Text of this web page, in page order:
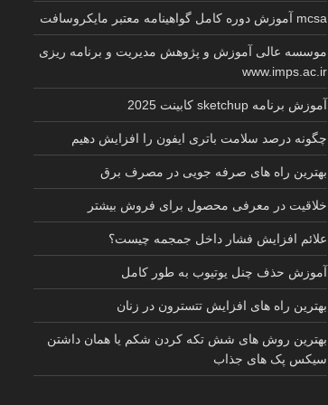
mcsa آموزش دوره کامل گواهینامه معتبر مایکروسافت
موسسه عالی آموزش و پژوهش مدیریت و برنامه ریزی
www.imps.ac.ir
آموزش برنامه sketchup کابینت 2025
چگونه درصد سلامت باتری ایفون را افزایش دهیم
بهترین راه های صرفه جویی در مصرف برق
خلاقیت در معرفی محصول برای فروش بیشتر
علائم افزایش فشار داخل جمجمه چیست؟
آموزش حذف چنل یوتیوب به طور کامل
بهترین راه های افزایش تتسترون در زنان
بهترین روش های شش تکه کردن شکم یا همان داشتن
سیکس پک های جذاب